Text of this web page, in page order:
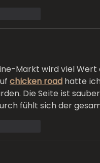
Markt wird viel
chicken road hatte
Die Seite ist
fühlt sich der